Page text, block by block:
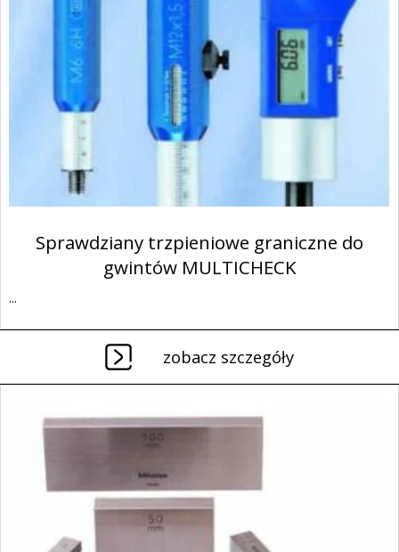
Sprawdziany trzpieniowe graniczne do
gwintów MULTICHECK
...
zobacz szczegóły